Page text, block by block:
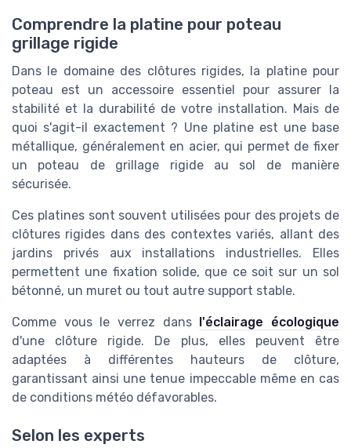
Comprendre la platine pour poteau
grillage rigide
Dans le domaine des clôtures rigides, la platine pour
poteau est un accessoire essentiel pour assurer la
stabilité et la durabilité de votre installation. Mais de
quoi s'agit-il exactement ? Une platine est une base
métallique, généralement en acier, qui permet de fixer
un poteau de grillage rigide au sol de manière
sécurisée.
Ces platines sont souvent utilisées pour des projets de
clôtures rigides dans des contextes variés, allant des
jardins privés aux installations industrielles. Elles
permettent une fixation solide, que ce soit sur un sol
bétonné, un muret ou tout autre support stable.
Comme vous le verrez dans l'éclairage écologique
d'une clôture rigide. De plus, elles peuvent être
adaptées à différentes hauteurs de clôture,
garantissant ainsi une tenue impeccable même en cas
de conditions météo défavorables.
Selon les experts